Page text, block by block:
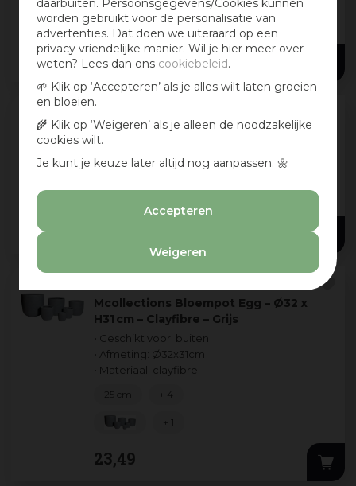
daarbuiten. Persoonsgegevens/Cookies kunnen
worden gebruikt voor de personalisatie van
advertenties. Dat doen we uiteraard op een
privacy vriendelijke manier. Wil je hier meer over
weten? Lees dan ons cookiebeleid.
🌱 Klik op ‘Accepteren’ als je alles wilt laten groeien
en bloeien.
🌾 Klik op ‘Weigeren’ als je alleen de noodzakelijke
cookies wilt.
Je kunt je keuze later altijd nog aanpassen. 🌼
Accepteren
Weigeren
33,99
+ 2
Mega Collections Bloempot Egg Texas
– Ø32 x H31 cm – Zand
• Geschikt voor: buiten
Mcollections Bloempot Egg – Ø32 x
H31 cm – Clayfibre – Grijs
• Geschikt voor: buiten
• Afmeting: Ø32x31cm
• Materiaal: clayfibre
23,49
25 cm + 4
+ 1